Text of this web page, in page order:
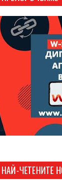
НАЙ-ЧЕТЕНИТЕ